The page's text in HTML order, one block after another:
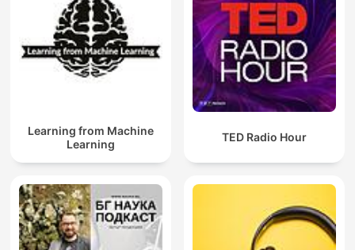
Learning from Machine
Learning
TED Radio Hour